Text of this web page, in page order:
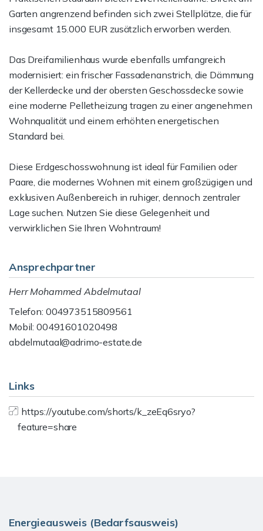
Garten angrenzend befinden sich zwei Stellplätze, die für
insgesamt 15.000 EUR zusätzlich erworben werden.
Das Dreifamilienhaus wurde ebenfalls umfangreich
modernisiert: ein frischer Fassadenanstrich, die Dämmung
der Kellerdecke und der obersten Geschossdecke sowie
eine moderne Pelletheizung tragen zu einer angenehmen
Wohnqualität und einem erhöhten energetischen
Standard bei.
Diese Erdgeschosswohnung ist ideal für Familien oder
Paare, die modernes Wohnen mit einem großzügigen und
exklusiven Außenbereich in ruhiger, dennoch zentraler
Lage suchen. Nutzen Sie diese Gelegenheit und
verwirklichen Sie Ihren Wohntraum!
Ansprechpartner
Herr Mohammed Abdelmutaal
Telefon: 004973515809561
Mobil: 00491601020498
abdelmutaal@adrimo-estate.de
Links
https://youtube.com/shorts/k_zeEq6sryo?
feature=share
Energieausweis (Bedarfsausweis)